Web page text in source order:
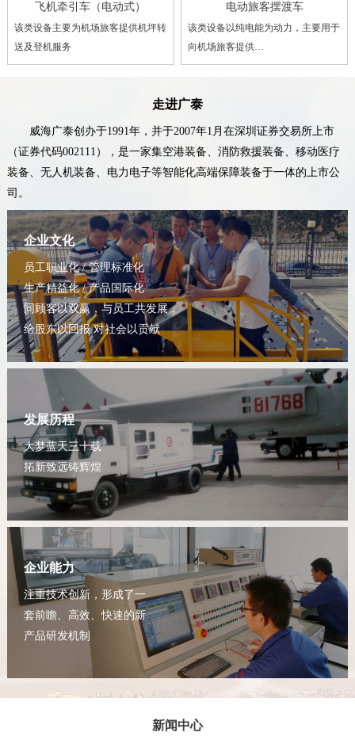
飞机牵引车（电动式）
该类设备主要为机场旅客提供机坪转
送及登机服务
电动旅客摆渡车
该类设备以纯电能为动力，主要用于
向机场旅客提供…
走进广泰
威海广泰创办于1991年，并于2007年1月在深圳证券交易所上市
（证券代码002111），是一家集空港装备、消防救援装备、移动医疗
装备、无人机装备、电力电子等智能化高端保障装备于一体的上市公
司。
企业文化
员工职业化 / 管理标准化
生产精益化 / 产品国际化
同顾客以双赢，与员工共发展，
给股东以回报 对社会以贡献
发展历程
大梦蓝天三十载
拓新致远铸辉煌
企业能力
注重技术创新，形成了一
套前瞻、高效、快速的新
产品研发机制
新闻中心